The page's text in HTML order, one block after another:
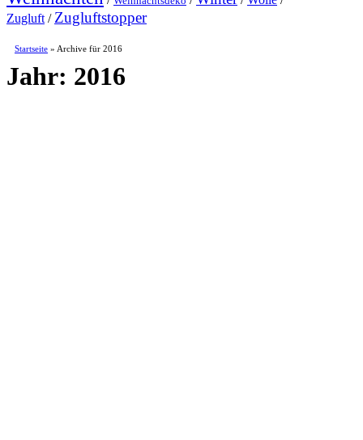
Zugluft / Zugluftstopper
Startseite » Archive für 2016
Jahr: 2016